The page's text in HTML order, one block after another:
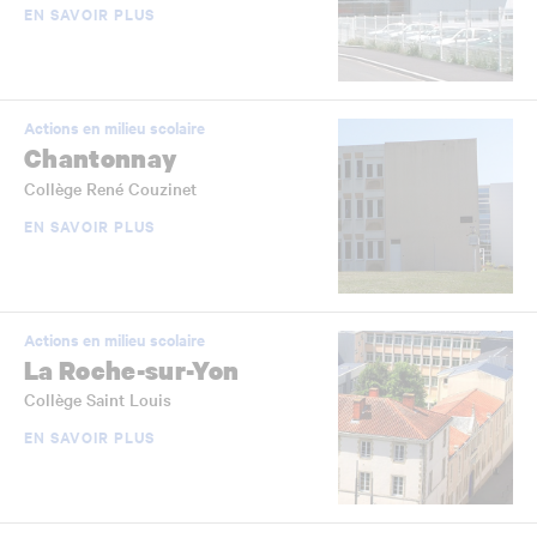
EN SAVOIR PLUS
Actions en milieu scolaire
Chantonnay
Collège René Couzinet
EN SAVOIR PLUS
Actions en milieu scolaire
La Roche-sur-Yon
Collège Saint Louis
EN SAVOIR PLUS